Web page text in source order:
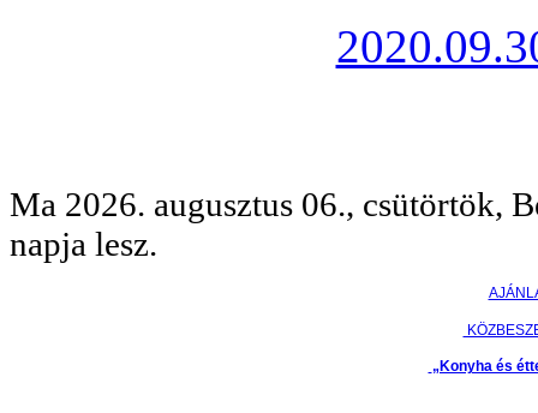
Ma 2026. augusztus 06., csütörtök,
napja lesz.
„Konyha és